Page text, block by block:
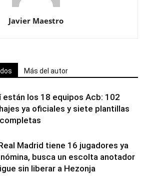
Javier Maestro
Más del autor
están los 18 equipos Acb: 102
ya oficiales y siete plantillas
Madrid tiene 16 jugadores ya
busca un escolta anotador
sin liberar a Hezonja